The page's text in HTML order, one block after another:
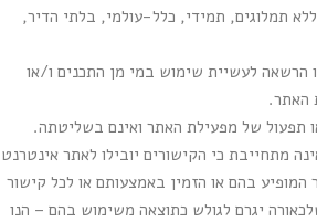
תמלוגים, תמידי, כלל-עולמי, בלתי הדיר,
הרשאה לעשיית שימוש במי מן התכנים ו/או
האתר.
תפעול של מפעילת האתר ואינם בשליטתה.
מתחייבת כי הקישורים יובילו לאתר אינטרנט
בהם או הזמין באמצעותם או לכל קישור
יגרם לגולש כתוצאה משימוש בהם – הנו